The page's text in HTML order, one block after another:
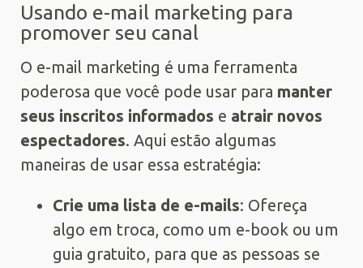
Usando e-mail marketing para
promover seu canal
O e-mail marketing é uma ferramenta
poderosa que você pode usar para manter
seus inscritos informados e atrair novos
espectadores. Aqui estão algumas
maneiras de usar essa estratégia:
Crie uma lista de e-mails: Ofereça
algo em troca, como um e-book ou um
guia gratuito, para que as pessoas se